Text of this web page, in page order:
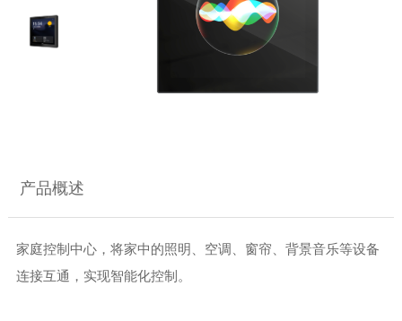
产品概述
家庭控制中心，将家中的照明、空调、窗帘、背景音乐等设备
连接互通，实现智能化控制。